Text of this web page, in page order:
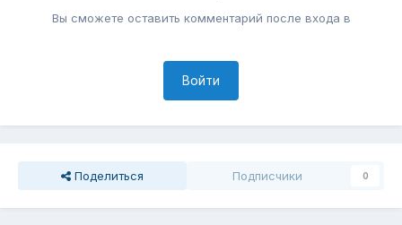
Вы сможете оставить комментарий после входа в
Войти
Поделиться Подписчики 0